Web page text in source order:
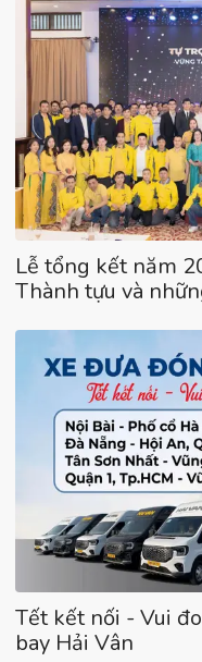
Lễ tổng kết năm
Thành tựu và
Tết kết nối - Vui
bay Hải Vân